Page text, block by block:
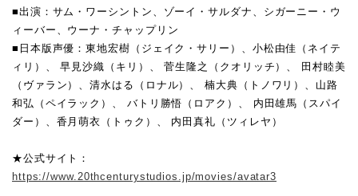
■出演：サム・ワーシントン、ゾーイ・サルダナ、シガーニー・ウ
ィーバー、ウーナ・チャップリン
■日本版声優：東地宏樹（ジェイク・サリー）、小松由佳（ネイテ
ィリ）、 早見沙織（キリ）、 菅生隆之（クオリッチ）、 田村睦美
（ヴァラン）、清水はる（ロナル）、 楠大典（トノワリ）、山路
和弘（ペイラック）、 バトリ勝悟（ロアク）、 内田雄馬（スパイ
ダー）、香月萌衣（トゥク）、 内田真礼（ツィレヤ）
★公式サイト：
https://www.20thcenturystudios.jp/movies/avatar3